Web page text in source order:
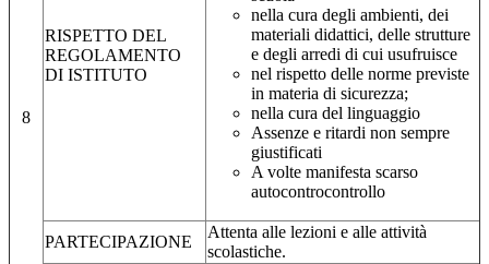
8
RISPETTO DEL
REGOLAMENTO
DI ISTITUTO
nella cura degli ambienti, dei
materiali didattici, delle strutture
e degli arredi di cui usufruisce
nel rispetto delle norme previste
in materia di sicurezza;
nella cura del linguaggio
Assenze e ritardi non sempre
giustificati
A volte manifesta scarso
autocontrocontrollo
PARTECIPAZIONE
Attenta alle lezioni e alle attività
scolastiche.